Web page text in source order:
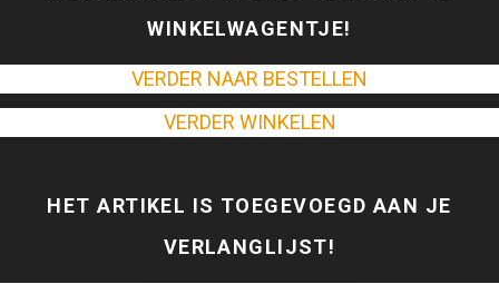
WINKELWAGENTJE!
VERDER NAAR BESTELLEN
VERDER WINKELEN
HET ARTIKEL IS TOEGEVOEGD AAN JE
VERLANGLIJST!